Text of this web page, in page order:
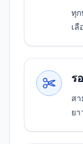
ทุก
เ
ร
ส
ย